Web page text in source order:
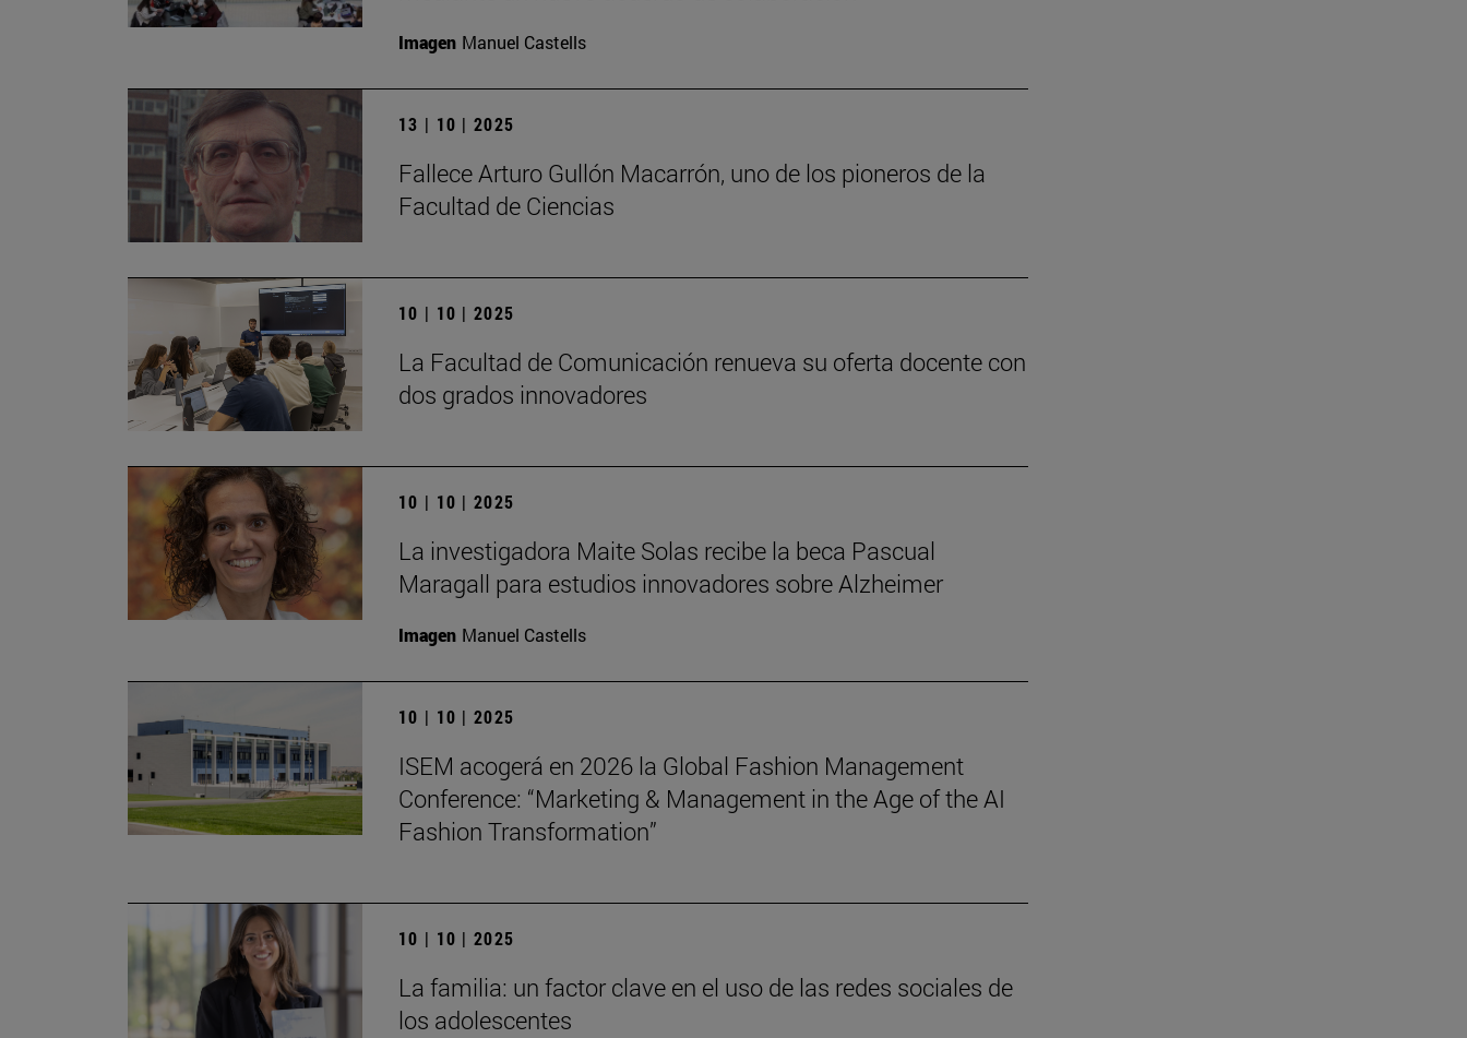
Imagen Manuel Castells
13 | 10 | 2025
Fallece Arturo Gullón Macarrón, uno de los pioneros de la
Facultad de Ciencias
10 | 10 | 2025
La Facultad de Comunicación renueva su oferta docente con
dos grados innovadores
10 | 10 | 2025
La investigadora Maite Solas recibe la beca Pascual
Maragall para estudios innovadores sobre Alzheimer
Imagen Manuel Castells
10 | 10 | 2025
ISEM acogerá en 2026 la Global Fashion Management
Conference: “Marketing & Management in the Age of the AI
Fashion Transformation”
10 | 10 | 2025
La familia: un factor clave en el uso de las redes sociales de
los adolescentes